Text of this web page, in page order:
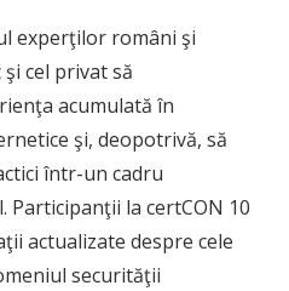
experţilor români şi
cel privat să
acumulată în
şi, deopotrivă, să
într-un cadru
la certCON 10
actualizate despre cele
securităţii